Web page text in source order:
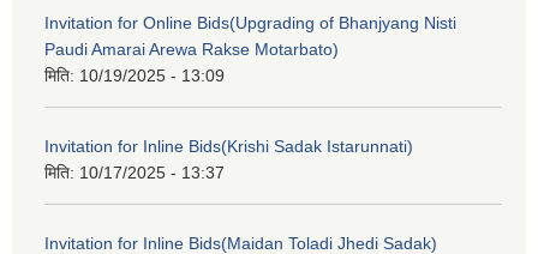
Invitation for Online Bids(Upgrading of Bhanjyang Nisti
Paudi Amarai Arewa Rakse Motarbato)
मिति: 10/19/2025 - 13:09
Invitation for Inline Bids(Krishi Sadak Istarunnati)
मिति: 10/17/2025 - 13:37
Invitation for Inline Bids(Maidan Toladi Jhedi Sadak)